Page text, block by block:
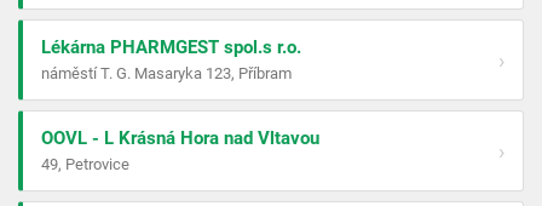
Lékárna PHARMGEST spol.s r.o.
náměstí T. G. Masaryka 123, Příbram
›
OOVL - L Krásná Hora nad Vltavou
49, Petrovice
›